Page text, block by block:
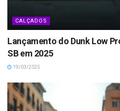
CALÇADOS
Lançamento do Dunk Low
SB em 2025
19/03/2025